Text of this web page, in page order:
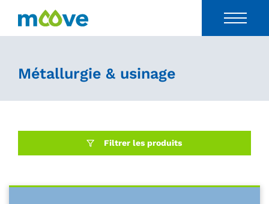
Métallurgie & usinage
Filtrer les produits